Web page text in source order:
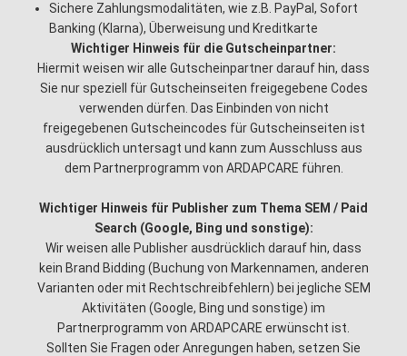
Sichere Zahlungsmodalitäten, wie z.B. PayPal, Sofort
Banking (Klarna), Überweisung und Kreditkarte
Wichtiger Hinweis für die Gutscheinpartner:
Hiermit weisen wir alle Gutscheinpartner darauf hin, dass
Sie nur speziell für Gutscheinseiten freigegebene Codes
verwenden dürfen. Das Einbinden von nicht
freigegebenen Gutscheincodes für Gutscheinseiten ist
ausdrücklich untersagt und kann zum Ausschluss aus
dem Partnerprogramm von ARDAPCARE führen.
Wichtiger Hinweis für Publisher zum Thema SEM / Paid
Search (Google, Bing und sonstige):
Wir weisen alle Publisher ausdrücklich darauf hin, dass
kein Brand Bidding (Buchung von Markennamen, anderen
Varianten oder mit Rechtschreibfehlern) bei jegliche SEM
Aktivitäten (Google, Bing und sonstige) im
Partnerprogramm von ARDAPCARE erwünscht ist.
Sollten Sie Fragen oder Anregungen haben, setzen Sie